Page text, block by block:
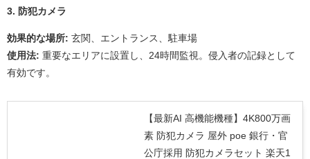
3. 防犯カメラ
効果的な場所: 玄関、エントランス、駐車場
使用法: 重要なエリアに設置し、24時間監視。侵入者の記録として
有効です。
【最新AI 高機能機種】4K800万画
素 防犯カメラ 屋外 poe 銀行・官
公庁採用 防犯カメラセット 楽天1